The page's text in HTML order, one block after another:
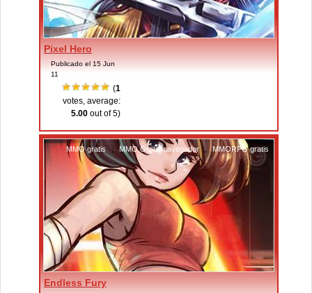
Pixel Hero
Publicado el 15 Jun
11
(1
votes, average:
5.00 out of 5)
MMO gratis MMO Gratis navegador MMORPG gratis
Endless Fury